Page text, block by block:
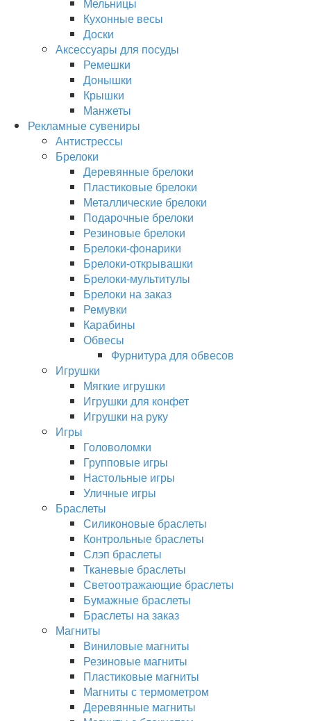
Кухонные весы
Доски
Аксессуары для посуды
Ремешки
Донышки
Крышки
Манжеты
Рекламные сувениры
Антистрессы
Брелоки
Деревянные брелоки
Пластиковые брелоки
Металлические брелоки
Подарочные брелоки
Резиновые брелоки
Брелоки-фонарики
Брелоки-открывашки
Брелоки-мультитулы
Брелоки на заказ
Ремувки
Карабины
Обвесы
Фурнитура для обвесов
Игрушки
Мягкие игрушки
Игрушки для конфет
Игрушки на руку
Игры
Головоломки
Групповые игры
Настольные игры
Уличные игры
Браслеты
Силиконовые браслеты
Контрольные браслеты
Слэп браслеты
Тканевые браслеты
Светоотражающие браслеты
Бумажные браслеты
Браслеты на заказ
Магниты
Виниловые магниты
Резиновые магниты
Пластиковые магниты
Магниты с термометром
Деревянные магниты